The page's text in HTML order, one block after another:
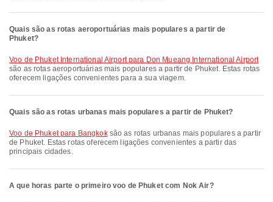
Quais são as rotas aeroportuárias mais populares a partir de
Phuket?
voo de Phuket International Airport para Don Mueang International Airport
são as rotas aeroportuárias mais populares a partir de Phuket. Estas rotas
oferecem ligações convenientes para a sua viagem.
Quais são as rotas urbanas mais populares a partir de Phuket?
voo de Phuket para Bangkoksão as rotas urbanas mais populares a partir
de Phuket. Estas rotas oferecem ligações convenientes a partir das
principais cidades.
A que horas parte o primeiro voo de Phuket com Nok Air?